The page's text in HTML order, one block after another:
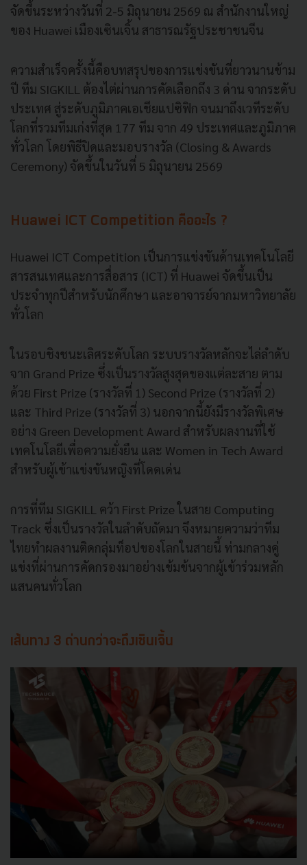
จัดขึ้นระหว่างวันที่ 2-5 มิถุนายน 2569 ณ สำนักงานใหญ่
ของ Huawei เมืองเซินเจิ้น สาธารณรัฐประชาชนจีน
ความสำเร็จครั้งนี้คือบทสรุปของการแข่งขันที่ยาวนานข้าม
ปี ทีม SIGKILL ต้องไต่ผ่านการคัดเลือกถึง 3 ด่าน จากระดับ
ประเทศ สู่ระดับภูมิภาคเอเชียแปซิฟิก จนมาถึงเวทีระดับ
โลกที่รวมทีมเก่งที่สุด 177 ทีม จาก 49 ประเทศและภูมิภาค
ทั่วโลก โดยพิธีปิดและมอบรางวัล (Closing & Awards
Ceremony) จัดขึ้นในวันที่ 5 มิถุนายน 2569
Huawei ICT Competition คืออะไร ?
Huawei ICT Competition เป็นการแข่งขันด้านเทคโนโลยี
สารสนเทศและการสื่อสาร (ICT) ที่ Huawei จัดขึ้นเป็น
ประจำทุกปีสำหรับนักศึกษา และอาจารย์จากมหาวิทยาลัย
ทั่วโลก
ในรอบชิงชนะเลิศระดับโลก ระบบรางวัลหลักจะไล่ลำดับ
จาก Grand Prize ซึ่งเป็นรางวัลสูงสุดของแต่ละสาย ตาม
ด้วย First Prize (รางวัลที่ 1) Second Prize (รางวัลที่ 2)
และ Third Prize (รางวัลที่ 3) นอกจากนี้ยังมีรางวัลพิเศษ
อย่าง Green Development Award สำหรับผลงานที่ใช้
เทคโนโลยีเพื่อความยั่งยืน และ Women in Tech Award
สำหรับผู้เข้าแข่งขันหญิงที่โดดเด่น
การที่ทีม SIGKILL คว้า First Prize ในสาย Computing
Track ซึ่งเป็นรางวัลในลำดับถัดมา จึงหมายความว่าทีม
ไทยทำผลงานติดกลุ่มท็อปของโลกในสายนี้ ท่ามกลางคู่
แข่งที่ผ่านการคัดกรองมาอย่างเข้มข้นจากผู้เข้าร่วมหลัก
แสนคนทั่วโลก
เส้นทาง 3 ด่านกว่าจะถึงเซินเจิ้น